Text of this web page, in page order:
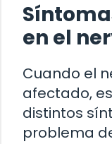
en el
Cuando el
afectado,
distintos
problema